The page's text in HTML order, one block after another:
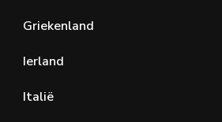
Griekenland
Ierland
Italië